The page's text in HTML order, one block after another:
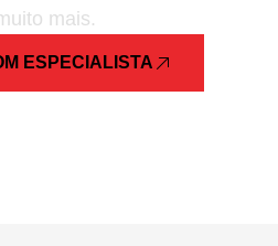
mais.
ESPECIALISTA